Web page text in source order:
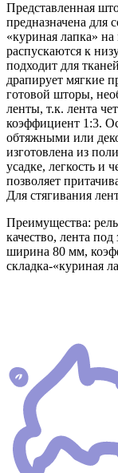
Представленная
предназначена для
«куриная лапка»
распускаются к
подходит для
драпирует мягкие
готовой шторы,
ленты, т.к. лента
коэффициент 1:3.
обтяжными или
изготовлена из
усадке, легкость и
позволяет
Для стягивания
Преимущества:
качество, лента
ширина 80 мм,
складка-«куриная